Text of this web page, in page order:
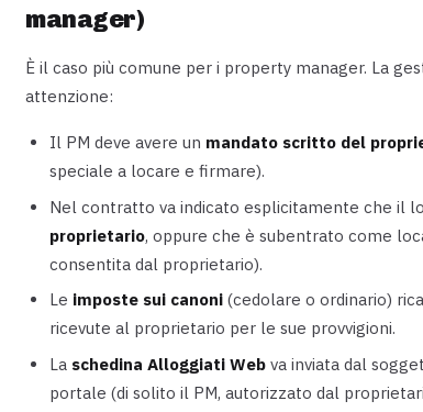
manager)
È il caso più comune per i property manager. La
attenzione:
Il PM deve avere un mandato scritto del
speciale a locare e firmare).
Nel contratto va indicato esplicitamente che il
proprietario, oppure che è subentrato come
consentita dal proprietario).
Le imposte sui canoni (cedolare o ordinario)
ricevute al proprietario per le sue provvigioni.
La schedina Alloggiati Web va inviata dal
portale (di solito il PM, autorizzato dal